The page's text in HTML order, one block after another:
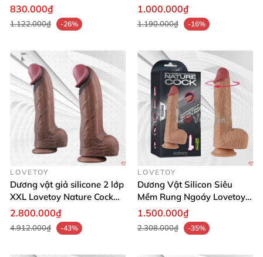
cấp
830.000₫
1.122.000₫ -26%
toàn sức khỏe
1.000.000₫
1.190.000₫ -16%
LOVETOY
Dương vật giả silicone 2 lớp
XXL Lovetoy Nature Cock
siêu chân thật
2.800.000₫
4.912.000₫ -43%
LOVETOY
Dương Vật Silicon Siêu
Mềm Rung Ngoáy Lovetoy
Anthony Mỹ Chính Hãng
1.500.000₫
2.308.000₫ -35%